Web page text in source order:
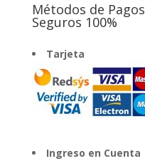
Métodos de Pagos
Seguros 100%
Tarjeta
Ingreso en Cuenta